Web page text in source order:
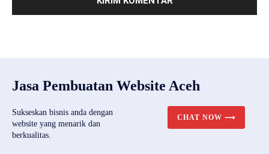
Jasa Pembuatan Website Aceh
Sukseskan bisnis anda dengan
website yang menarik dan
berkualitas.
CHAT NOW ⟶